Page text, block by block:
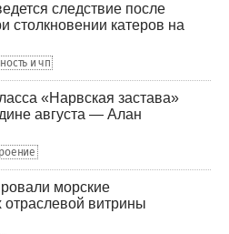
следствие после
столкновении катеров на
и чп
«Нарвская застава»
августа — Алан
морские
отраслевой витрины